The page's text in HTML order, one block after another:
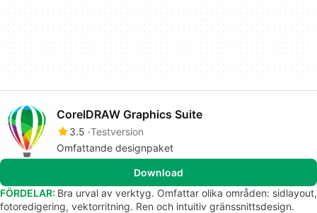
CorelDRAW Graphics Suite
3.5 Testversion
Omfattande designpaket
Download
FÖRDELAR: Bra urval av verktyg. Omfattar olika områden: sidlayout,
fotoredigering, vektorritning. Ren och intuitiv gränssnittsdesign.